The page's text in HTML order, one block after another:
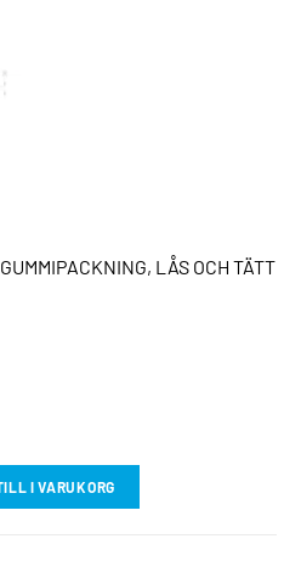
LÅS OCH TÄTT
I VARUKORG